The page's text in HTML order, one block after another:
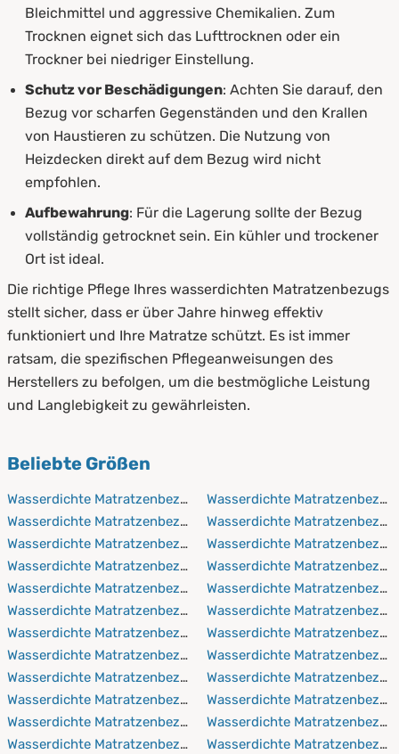
Bleichmittel und aggressive Chemikalien. Zum
Trocknen eignet sich das Lufttrocknen oder ein
Trockner bei niedriger Einstellung.
Schutz vor Beschädigungen: Achten Sie darauf, den
Bezug vor scharfen Gegenständen und den Krallen
von Haustieren zu schützen. Die Nutzung von
Heizdecken direkt auf dem Bezug wird nicht
empfohlen.
Aufbewahrung: Für die Lagerung sollte der Bezug
vollständig getrocknet sein. Ein kühler und trockener
Ort ist ideal.
Die richtige Pflege Ihres wasserdichten Matratzenbezugs
stellt sicher, dass er über Jahre hinweg effektiv
funktioniert und Ihre Matratze schützt. Es ist immer
ratsam, die spezifischen Pflegeanweisungen des
Herstellers zu befolgen, um die bestmögliche Leistung
und Langlebigkeit zu gewährleisten.
Beliebte Größen
Wasserdichte Matratzenbezüge 60x120 cm
Wasserdichte Matratzenbezüge 60x190 cm
Wasserdichte Matratzenbezüge 60x200 cm
Wasserdichte Matratzenbezüge 60x210 cm
Wasserdichte Matratzenbezüge 60x220 cm
Wasserdichte Matratzenbezüge 70x140 cm
Wasserdichte Matratzenbezüge 70x190 cm
Wasserdichte Matratzenbezüge 70x200 cm
Wasserdichte Matratzenbezüge 70x210 cm
Wasserdichte Matratzenbezüge 70x220 cm
Wasserdichte Matratzenbezüge 80x190 cm
Wasserdichte Matratzenbezüge 80x200 cm
Wasserdichte
Wasserdichte
Wasserdichte
Wasserdichte
Wasserdichte
Wasserdichte
Wasserdichte
Wasserdichte
Wasserdichte
Wasserdichte
Wasserdichte
Wasserdichte